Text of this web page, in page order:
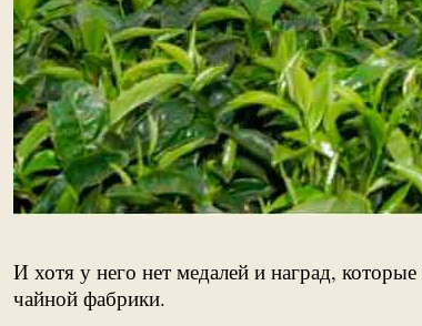
И хотя у него нет медалей и наград,
чайной фабрики.